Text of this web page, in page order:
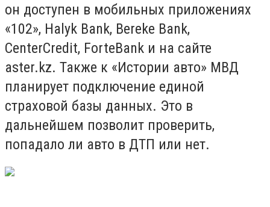
он доступен в мобильных приложениях
«102», Halyk Bank, Bereke Bank,
CenterCredit, ForteBank и на сайте
aster.kz. Также к «Истории авто» МВД
планирует подключение единой
страховой базы данных. Это в
дальнейшем позволит проверить,
попадало ли авто в ДТП или нет.